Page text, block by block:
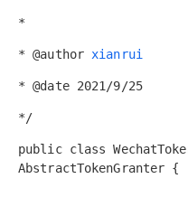
*
* @authorxianrui
* @date 2021/9/25
*/
public class
AbstractTokenGranter {